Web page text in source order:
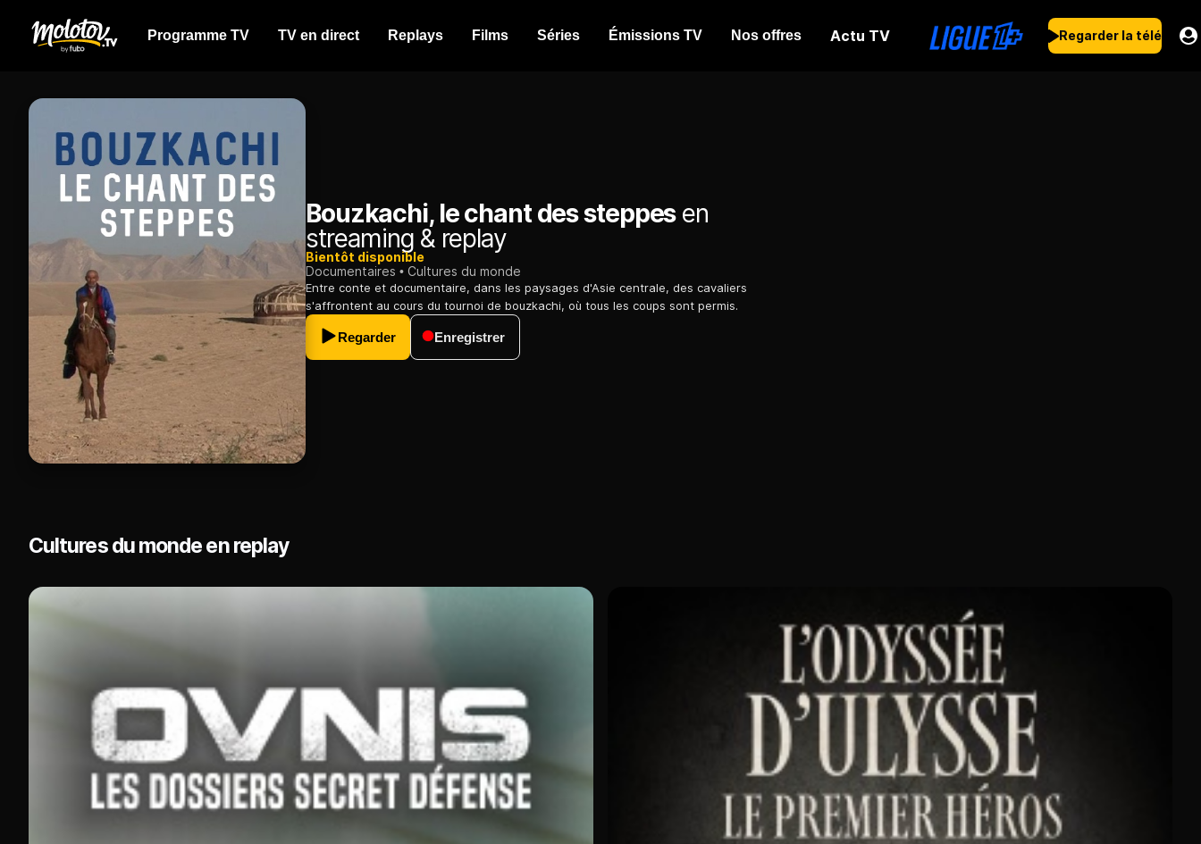
Programme TV TV en direct Replays Films Séries Émissions TV Nos offres Actu TV Regarder la télé
Bouzkachi, le chant des steppesen
streaming & replay
Bientôt disponible
Documentaires
Cultures du monde
Entre conte et documentaire, dans les paysages d'Asie centrale, des cavaliers
s'affrontent au cours du tournoi de bouzkachi, où tous les coups sont permis.
Regarder Enregistrer
Cultures du monde en replay